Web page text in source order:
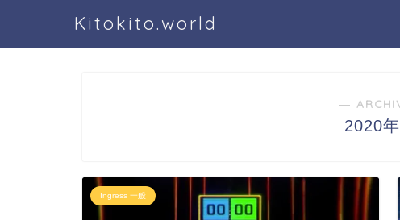
Kitokito.world
―
2020
Ingress 一般